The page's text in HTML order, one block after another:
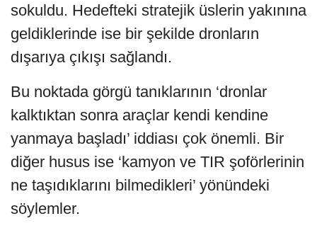
sokuldu. Hedefteki stratejik üslerin yakınına
geldiklerinde ise bir şekilde dronların
dışarıya çıkışı sağlandı.
Bu noktada görgü tanıklarının ‘dronlar
kalktıktan sonra araçlar kendi kendine
yanmaya başladı’ iddiası çok önemli. Bir
diğer husus ise ‘kamyon ve TIR şoförlerinin
ne taşıdıklarını bilmedikleri’ yönündeki
söylemler.